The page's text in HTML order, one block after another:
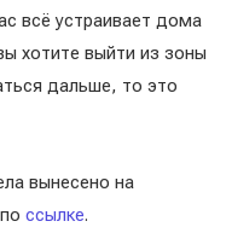
всё устраивает дома
хотите выйти из зоны
дальше, то это
вынесено на
ссылке.